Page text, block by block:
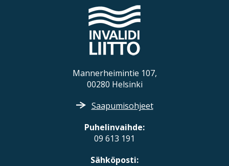
Mannerheimintie 107,
00280 Helsinki
Saapumisohjeet
Puhelinvaihde:
09 613 191
Sähköposti: